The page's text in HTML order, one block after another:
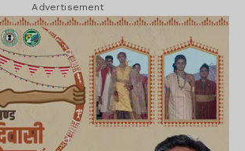
Advertisement